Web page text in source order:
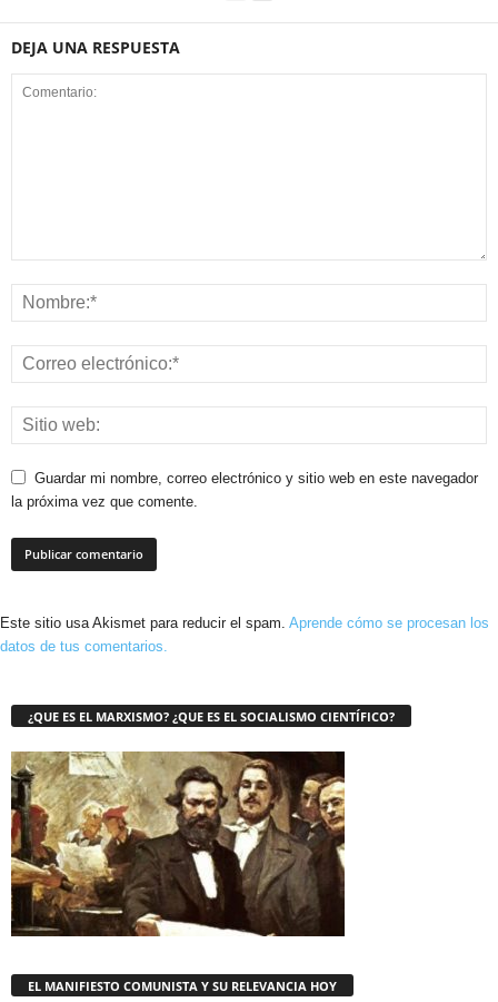
DEJA UNA RESPUESTA
Guardar mi nombre, correo electrónico y sitio web en este navegador
la próxima vez que comente.
Este sitio usa Akismet para reducir el spam. Aprende cómo se procesan los
datos de tus comentarios.
¿QUE ES EL MARXISMO? ¿QUE ES EL SOCIALISMO CIENTÍFICO?
EL MANIFIESTO COMUNISTA Y SU RELEVANCIA HOY